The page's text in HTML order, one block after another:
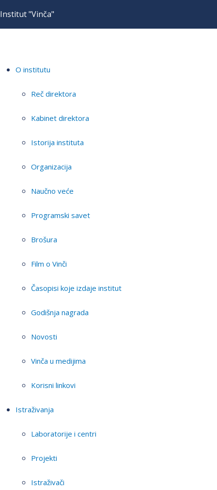
Institut "Vinča"
O institutu
Reč direktora
Kabinet direktora
Istorija instituta
Organizacija
Naučno veće
Programski savet
Brošura
Film o Vinči
Časopisi koje izdaje institut
Godišnja nagrada
Novosti
Vinča u medijima
Korisni linkovi
Istraživanja
Laboratorije i centri
Projekti
Istraživači